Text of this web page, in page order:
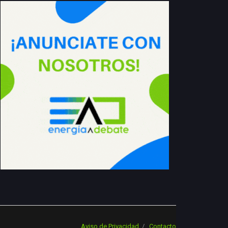
Aviso de Privacidad Contacto